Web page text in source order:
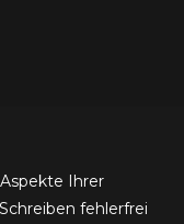
Ihrer
fehlerfrei